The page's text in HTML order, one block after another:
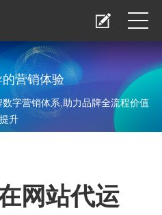
营销体验
字营销体系,助力品牌全流程价值
提升
网站代运